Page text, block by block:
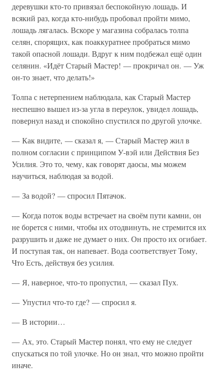
деревушки кто-то привязал беспокойную лошадь. И
всякий раз, когда кто-нибудь пробовал пройти мимо,
лошадь лягалась. Вскоре у магазина собралась толпа
селян, спорящих, как поаккуратнее пробраться мимо
такой опасной лошади. Вдруг к ним подбежал ещё один
селянин. «Идёт Старый Мастер! — прокричал он. — Уж
он-то знает, что делать!»
Толпа с нетерпением наблюдала, как Старый Мастер
неспешно вышел из-за угла в переулок, увидел лошадь,
повернул назад и спокойно спустился по другой улочке.
— Как видите, — сказал я, — Старый Мастер жил в
полном согласии с принципом У-вэй или Действия Без
Усилия. Это то, чему, как говорят даосы, мы можем
научиться, наблюдая за водой.
— За водой? — спросил Пятачок.
— Когда поток воды встречает на своём пути камни, он
не борется с ними, чтобы их отодвинуть, не стремится их
разрушить и даже не думает о них. Он просто их огибает.
И поступая так, он напевает. Вода соответствует Тому,
Что Есть, действуя без усилия.
— Я, наверное, что-то пропустил, — сказал Пух.
— Упустил что-то где? — спросил я.
— В истории…
— Ах, это. Старый Мастер понял, что ему не следует
спускаться по той улочке. Но он знал, что можно пройти
иначе.